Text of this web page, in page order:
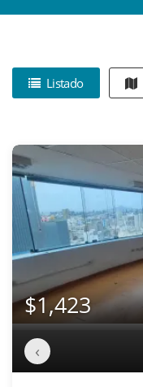
Listado
$1,423
‹